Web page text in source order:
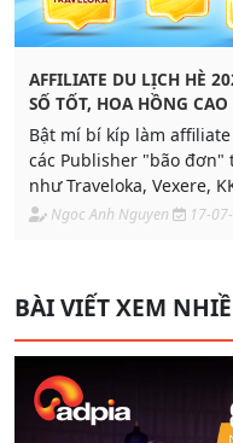
AFFILIATE DU LỊCH HÈ
SỐ TỐT, HOA HỒNG CAO
Bật mí bí kíp làm
các Publisher "bão đơn"
như Traveloka, Vexere,
Ngoc Anh Nguyen 17-
BÀI VIẾT XEM